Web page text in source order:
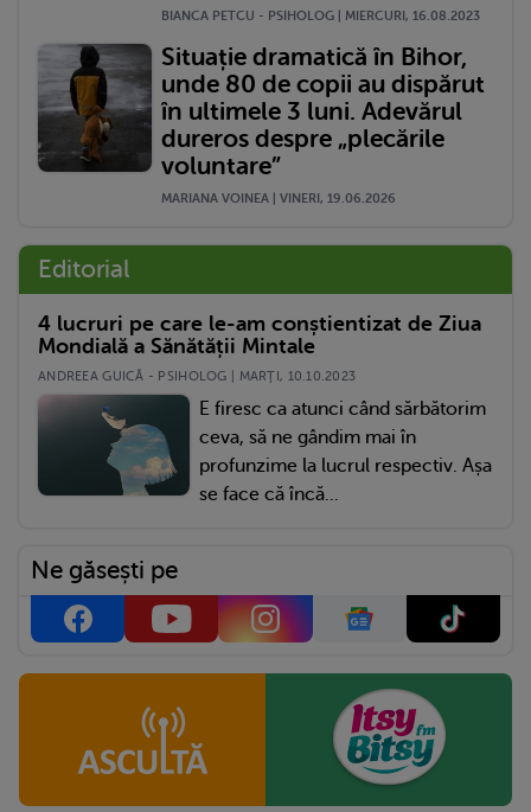
BIANCA PETCU - PSIHOLOG | MIERCURI, 16.08.2023
Situație dramatică în Bihor,
unde 80 de copii au dispărut
în ultimele 3 luni. Adevărul
dureros despre „plecările
voluntare”
MARIANA VOINEA | VINERI, 19.06.2026
Editorial
4 lucruri pe care le-am conștientizat de Ziua
Mondială a Sănătății Mintale
ANDREEA GUICĂ - PSIHOLOG | MARŢI, 10.10.2023
E firesc ca atunci când sărbătorim
ceva, să ne gândim mai în
profunzime la lucrul respectiv. Așa
se face că încă...
Ne găsești pe